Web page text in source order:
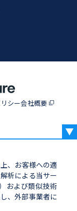
シー会社概要
です。
、お客様への適
析による当サー
および類似技術
、外部事業者に